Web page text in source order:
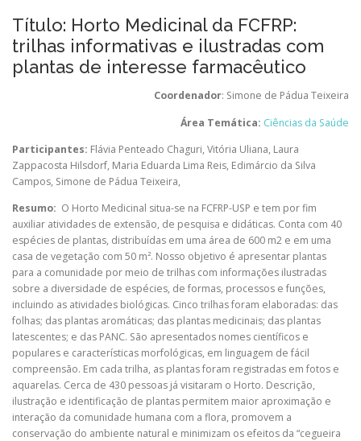
Título: Horto Medicinal da FCFRP:
trilhas informativas e ilustradas com
plantas de interesse farmacêutico
Coordenador: Simone de Pádua Teixeira
Área Temática: Ciências da Saúde
Participantes: Flávia Penteado Chaguri, Vitória Uliana, Laura
Zappacosta Hilsdorf, Maria Eduarda Lima Reis, Edimárcio da Silva
Campos, Simone de Pádua Teixeira,
Resumo: O Horto Medicinal situa-se na FCFRP-USP e tem por fim
auxiliar atividades de extensão, de pesquisa e didáticas. Conta com 40
espécies de plantas, distribuídas em uma área de 600 m2 e em uma
casa de vegetação com 50 m². Nosso objetivo é apresentar plantas
para a comunidade por meio de trilhas com informações ilustradas
sobre a diversidade de espécies, de formas, processos e funções,
incluindo as atividades biológicas. Cinco trilhas foram elaboradas: das
folhas; das plantas aromáticas; das plantas medicinais; das plantas
latescentes; e das PANC. São apresentados nomes científicos e
populares e características morfológicas, em linguagem de fácil
compreensão. Em cada trilha, as plantas foram registradas em fotos e
aquarelas. Cerca de 430 pessoas já visitaram o Horto. Descrição,
ilustração e identificação de plantas permitem maior aproximação e
interação da comunidade humana com a flora, promovem a
conservação do ambiente natural e minimizam os efeitos da “cegueira